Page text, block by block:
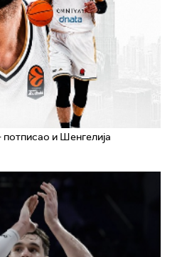
и Шенгелија